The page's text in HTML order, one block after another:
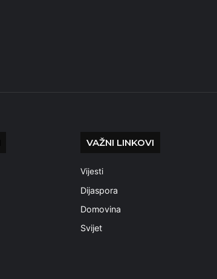
VAŽNI LINKOVI
Vijesti
Dijaspora
Domovina
Svijet